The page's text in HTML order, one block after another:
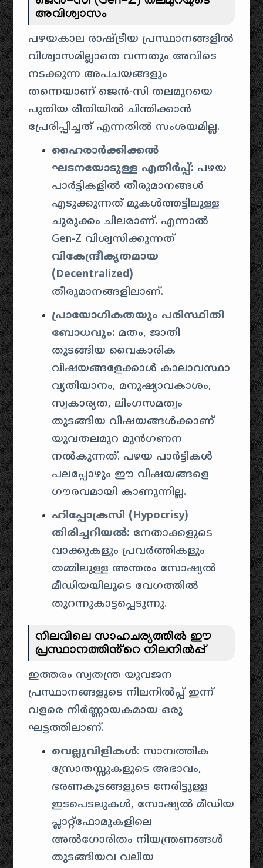
അവിശ്വാസം
പഴയകാല രാഷ്ട്രീയ പ്രസ്ഥാനങ്ങളിൽ
വിശ്വാസമില്ലാതെ വന്നതും അവിടെ
നടക്കുന്ന അപചയങ്ങളും
തന്നെയാണ് ജെൻ-സി തലമുറയെ
പുതിയ രീതിയിൽ ചിന്തിക്കാൻ
പ്രേരിപ്പിച്ചത് എന്നതിൽ സംശയമില്ല.
ഹൈരാർക്കിക്കൽ
ഘടനയോടുള്ള എതിർപ്പ്: പഴയ
പാർട്ടികളിൽ തീരുമാനങ്ങൾ
എടുക്കുന്നത് മുകൾത്തട്ടിലുള്ള
ചുരുക്കം ചിലരാണ്. എന്നാൽ
Gen-Z വിശ്വസിക്കുന്നത്
വികേന്ദ്രീകൃതമായ
(Decentralized)
തീരുമാനങ്ങളിലാണ്.
പ്രായോഗികതയും പരിസ്ഥിതി
ബോധവും: മതം, ജാതി
തുടങ്ങിയ വൈകാരിക
വിഷയങ്ങളേക്കാൾ കാലാവസ്ഥാ
വ്യതിയാനം, മനുഷ്യാവകാശം,
സ്വകാര്യത, ലിംഗസമത്വം
തുടങ്ങിയ വിഷയങ്ങൾക്കാണ്
യുവതലമുറ മുൻഗണന
നൽകുന്നത്. പഴയ പാർട്ടികൾ
പലപ്പോഴും ഈ വിഷയങ്ങളെ
ഗൗരവമായി കാണുന്നില്ല.
ഹിപ്പോക്രസി (Hypocrisy)
തിരിച്ചറിയൽ: നേതാക്കളുടെ
വാക്കുകളും പ്രവർത്തികളും
തമ്മിലുള്ള അന്തരം സോഷ്യൽ
മീഡിയയിലൂടെ വേഗത്തിൽ
തുറന്നുകാട്ടപ്പെടുന്നു.
നിലവിലെ സാഹചര്യത്തിൽ ഈ
പ്രസ്ഥാനത്തിൻ്റെ നിലനിൽപ്പ്
ഇത്തരം സ്വതന്ത്ര യുവജന
പ്രസ്ഥാനങ്ങളുടെ നിലനിൽപ്പ് ഇന്ന്
വളരെ നിർണ്ണായകമായ ഒരു
ഘട്ടത്തിലാണ്.
വെല്ലുവിളികൾ: സാമ്പത്തിക
സ്രോതസ്സുകളുടെ അഭാവം,
ഭരണകൂടങ്ങളുടെ നേരിട്ടുള്ള
ഇടപെടലുകൾ, സോഷ്യൽ മീഡിയ
പ്ലാറ്റ്‌ഫോമുകളിലെ
അൽഗോരിതം നിയന്ത്രണങ്ങൾ
തുടങ്ങിയവ വലിയ